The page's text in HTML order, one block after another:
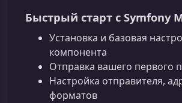
Быстрый старт с Symfony
Установка и базовая
компонента
Отправка вашего первого
Настройка отправителя,
форматов